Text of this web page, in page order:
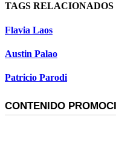
TAGS RELACIONADOS
Flavia Laos
Austin Palao
Patricio Parodi